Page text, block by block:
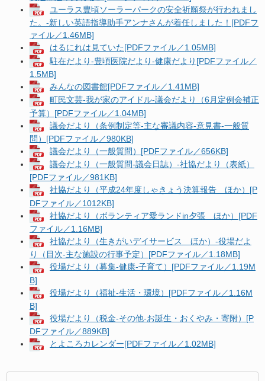
ユーラス豊頃ソーラーパークの安全祈願祭が行われまし
た。-新しい英語指導助手アンナさんが着任しました！[PDFフ
ァイル／1.46MB]
はるにれは見ていた[PDFファイル／1.05MB]
駐在だより-豊頃医院だより-健康だより[PDFファイル／
1.5MB]
みんなの図書館[PDFファイル／1.41MB]
町民文芸-我が家のアイドル-議会だより（6月定例会補正
予算）[PDFファイル／1.04MB]
議会だより（条例制定等-主な審議内容-意見書-一般質
問）[PDFファイル／980KB]
議会だより（一般質問）[PDFファイル／656KB]
議会だより（一般質問-議会日誌）-社協だより（表紙）
[PDFファイル／981KB]
社協だより（平成24年度しゃきょう決算報告 ほか）[P
DFファイル／1012KB]
社協だより（ボランティア愛ランドin夕張 ほか）[PDF
ファイル／1.16MB]
社協だより（生きがいデイサービス ほか）-役場だよ
り（目次-主な施設の行事予定）[PDFファイル／1.18MB]
役場だより（募集-健康-子育て）[PDFファイル／1.19M
B]
役場だより（福祉-生活・環境）[PDFファイル／1.16M
B]
役場だより（税金-その他-お誕生・おくやみ・寄附）[P
DFファイル／889KB]
とよころカレンダー[PDFファイル／1.02MB]